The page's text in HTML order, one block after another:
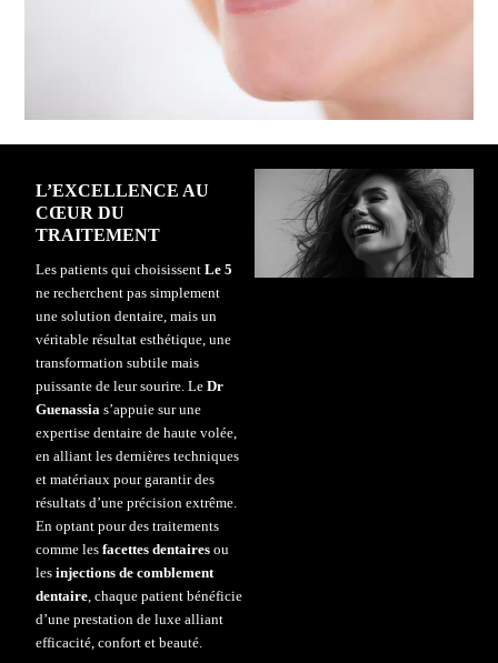
L’EXCELLENCE AU
CŒUR DU
TRAITEMENT
Les patients qui choisissent Le 5
ne recherchent pas simplement
une solution dentaire, mais un
véritable résultatesthétique, une
transformation subtile mais
puissante de leur sourire. LeDr
Guenassia s’appuie sur une
expertise dentaire de haute volée,
en alliant les dernières techniques
et matériaux pour garantir des
résultats d’une précision extrême.
En optant pour des traitements
comme lesfacettes dentaires ou
lesinjections de comblement
dentaire, chaque patient bénéficie
d’une prestation de luxe alliant
efficacité, confort et beauté.